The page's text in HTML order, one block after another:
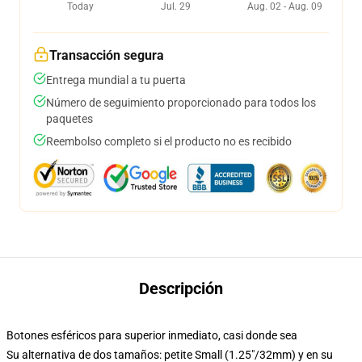
Today
Jul. 29
Aug. 02 - Aug. 09
Transacción segura
Entrega mundial a tu puerta
Número de seguimiento proporcionado para todos los
paquetes
Reembolso completo si el producto no es recibido
Descripción
Botones esféricos para superior inmediato, casi donde sea
Su alternativa de dos tamaños: petite Small (1.25"/32mm) y en su